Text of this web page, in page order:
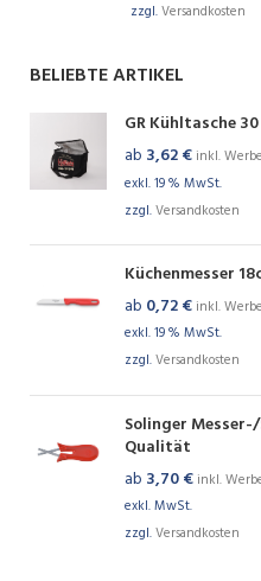
zzgl.Versandkosten
BELIEBTE ARTIKEL
GR Kühltasche
ab 3,62€ inkl.
exkl. 19 % MwSt.
zzgl.Versandkosten
Küchenmesser
ab 0,72€ inkl.
exkl. 19 % MwSt.
zzgl.Versandkosten
Solinger
Qualität
ab 3,70€ inkl.
exkl. MwSt.
zzgl.Versandkosten